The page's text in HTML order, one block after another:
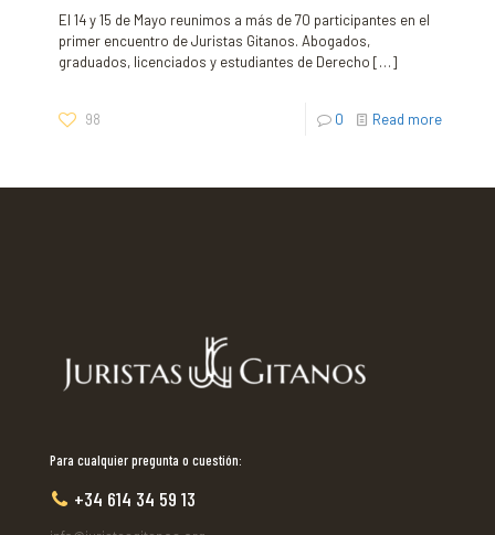
El 14 y 15 de Mayo reunimos a más de 70 participantes en el
primer encuentro de Juristas Gitanos. Abogados,
graduados, licenciados y estudiantes de Derecho […]
98 0 Read more
Para cualquier pregunta o cuestión:
+34 614 34 59 13